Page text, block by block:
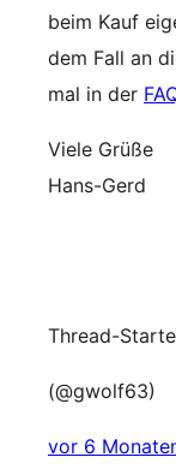
beim Kauf
dem Fall an
mal in der
Viele Grüße
Hans-Gerd
Thread-
(@gwolf63)
vor 6